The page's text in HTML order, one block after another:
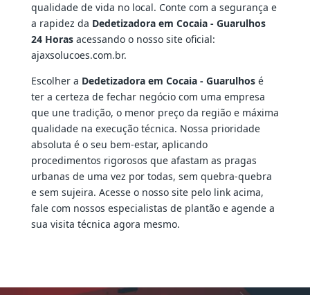
qualidade de vida no local. Conte com a segurança e
a rapidez da Dedetizadora em Cocaia - Guarulhos
24 Horasacessando o nosso site oficial:
ajaxsolucoes.com.br.
Escolher a Dedetizadora em Cocaia - Guarulhosé
ter a certeza de fechar negócio com uma empresa
que une tradição, o menor preço da região e máxima
qualidade na execução técnica. Nossa prioridade
absoluta é o seu bem-estar, aplicando
procedimentos rigorosos que afastam as pragas
urbanas de uma vez por todas, sem quebra-quebra
e sem sujeira. Acesse o nosso site pelo link acima,
fale com nossos especialistas de plantão e agende a
sua visita técnica agora mesmo.